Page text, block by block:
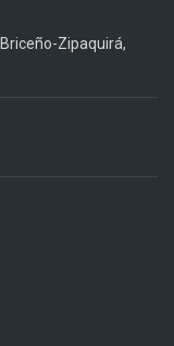
Zipaquirá,